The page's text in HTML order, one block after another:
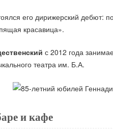
его дирижерский дебют:
красавица».
с 2012 года
театра им. Б.А.
и кафе